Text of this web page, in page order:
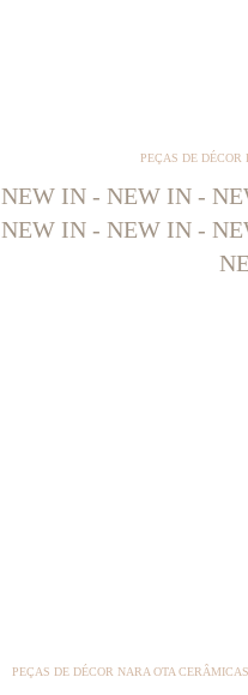
PEÇAS DE DÉCOR
NEW IN - NEW IN -
NEW IN - NEW IN -
PEÇAS DE DÉCOR NARA OTA